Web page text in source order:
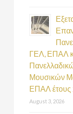
ΓΕΛ, ΕΠΑΛ
Μουσικών
ΕΠΑΛ έτους
August 3, 2026